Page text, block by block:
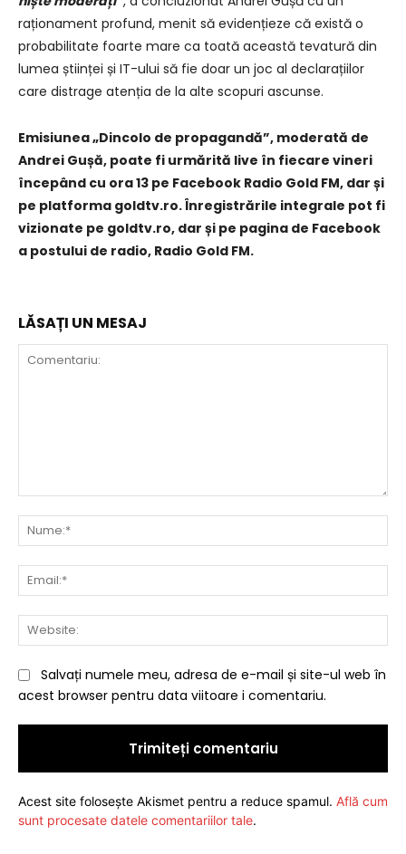
raționament profund, menit să evidențieze că există o
probabilitate foarte mare ca toată această tevatură din
lumea științei și IT-ului să fie doar un joc al declarațiilor
care distrage atenția de la alte scopuri ascunse.
Emisiunea „Dincolo de propagandă”, moderată de
Andrei Gușă, poate fi urmărită live în fiecare vineri
începând cu ora 13 pe Facebook Radio Gold FM, dar și
pe platforma goldtv.ro. Înregistrările integrale pot fi
vizionate pe goldtv.ro, dar și pe pagina de Facebook
a postului de radio, Radio Gold FM.
LĂSAȚI UN MESAJ
Salvați numele meu, adresa de e-mail și site-ul web în
acest browser pentru data viitoare i comentariu.
Acest site folosește Akismet pentru a reduce spamul. Află cum
sunt procesate datele comentariilor tale.